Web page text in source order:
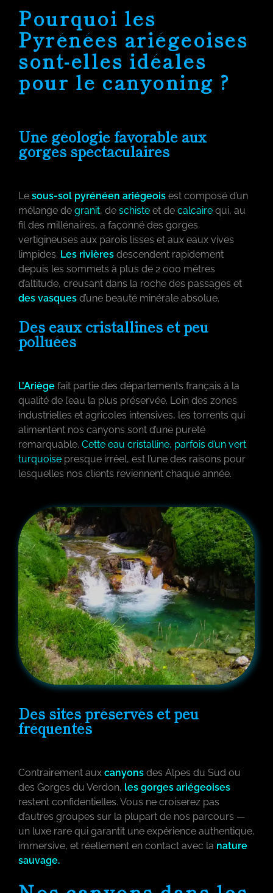
Pourquoi les
Pyrénées ariégeoises
sont-elles idéales
pour le canyoning ?
Une géologie favorable aux
gorges spectaculaires
Le sous-sol pyrénéen ariégeois est composé d’un
mélange de granit, de schiste et de calcaire qui, au
fil des millénaires, a façonné des gorges
vertigineuses aux parois lisses et aux eaux vives
limpides. Les rivières descendent rapidement
depuis les sommets à plus de 2 000 mètres
d’altitude, creusant dans la roche des passages et
des vasques d’une beauté minérale absolue.
Des eaux cristallines et peu
polluées
L’Ariège fait partie des départements français à la
qualité de l’eau la plus préservée. Loin des zones
industrielles et agricoles intensives, les torrents qui
alimentent nos canyons sont d’une pureté
remarquable. Cette eau cristalline, parfois d’un vert
turquoise presque irréel, est l’une des raisons pour
lesquelles nos clients reviennent chaque année.
Des sites préservés et peu
fréquentés
Contrairement aux canyons des Alpes du Sud ou
des Gorges du Verdon, les gorges ariégeoises
restent confidentielles. Vous ne croiserez pas
d’autres groupes sur la plupart de nos parcours —
un luxe rare qui garantit une expérience authentique,
immersive, et réellement en contact avec la nature
sauvage.